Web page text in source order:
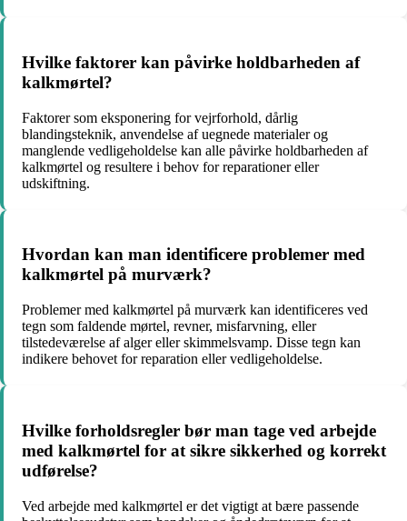
Hvilke faktorer kan påvirke holdbarheden af
kalkmørtel?
Faktorer som eksponering for vejrforhold, dårlig
blandingsteknik, anvendelse af uegnede materialer og
manglende vedligeholdelse kan alle påvirke holdbarheden af
kalkmørtel og resultere i behov for reparationer eller
udskiftning.
Hvordan kan man identificere problemer med
kalkmørtel på murværk?
Problemer med kalkmørtel på murværk kan identificeres ved
tegn som faldende mørtel, revner, misfarvning, eller
tilstedeværelse af alger eller skimmelsvamp. Disse tegn kan
indikere behovet for reparation eller vedligeholdelse.
Hvilke forholdsregler bør man tage ved arbejde
med kalkmørtel for at sikre sikkerhed og korrekt
udførelse?
Ved arbejde med kalkmørtel er det vigtigt at bære passende